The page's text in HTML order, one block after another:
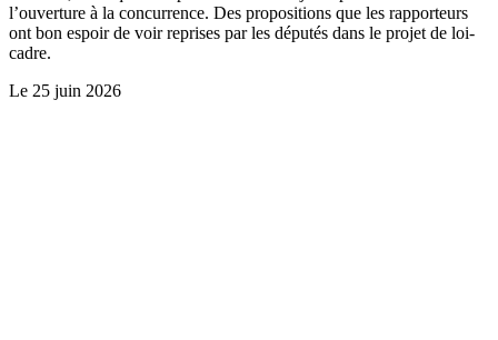
l’ouverture à la concurrence. Des propositions que les rapporteurs
ont bon espoir de voir reprises par les députés dans le projet de loi-
cadre.
Le 25 juin 2026